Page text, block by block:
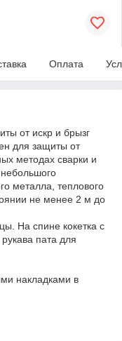
Оплата
от искр и брызг
для защиты от
методах сварки и
металла, теплового
не менее 2 м до
На спине кокетка с
пата для
накладками в